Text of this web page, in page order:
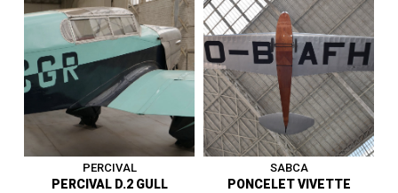
Ballon de compétition -
Nacelle de Ernest Demuyter -
Vainqueur de la coupe
Gordon Bennett en 1921,
1922 et 1923 - Entre au musée
en 19??
1919 - 1945|
Avion d’entraînement et de
liaison - Royaume-Uni -
Premier vol en octobre 1939 -
Vit. Max. 257 km/h - Entre au
musée en 1952.
1919 - 1945 |Avion
PERCIVAL
PERCIVAL D.2 GULL
SABCA
PONCELET VIVETTE